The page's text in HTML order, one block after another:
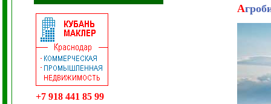
+7 918 441 85 99
А